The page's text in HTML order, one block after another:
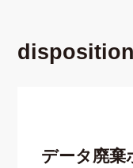
データ廃棄